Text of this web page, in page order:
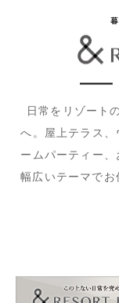
日常をリゾート
へ。屋上テラス
ームパーティー
幅広いテーマで